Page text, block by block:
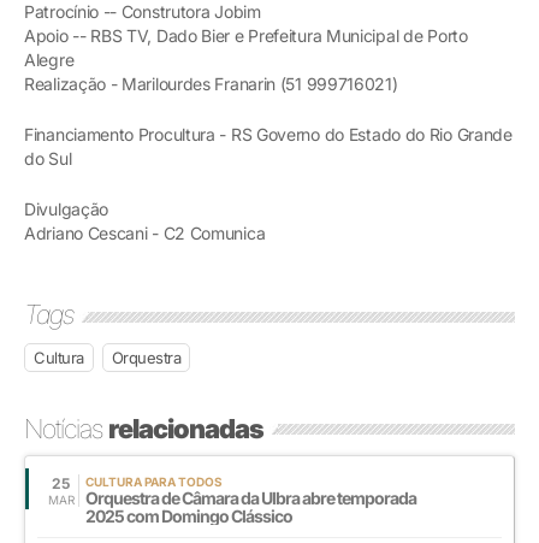
Patrocínio -- Construtora Jobim
Apoio -- RBS TV, Dado Bier e Prefeitura Municipal de Porto
Alegre
Realização - Marilourdes Franarin (51 999716021)
Financiamento Procultura - RS Governo do Estado do Rio Grande
do Sul
Divulgação
Adriano Cescani - C2 Comunica
Tags
Cultura Orquestra
Notíciasrelacionadas
25
MAR
CULTURA PARA TODOS
Orquestra de Câmara da Ulbra abre temporada
2025 com Domingo Clássico